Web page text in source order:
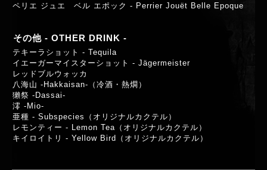
ペリエ ジュエ ベル エポック - Perrier Jouët Belle Epoque
その他 - OTHER DRINK -
テキーラショット - Tequila
イエーガーマイスターショット - Jägermeister
レッドブルウォッカ
⼋海⼭ -Hakkaisan-（冷酒・熱燗）
獺祭 -Dassai-
澪 -Mio-
亜種 - Subspecies（オリジナルカクテル）
レモンティー - Lemon Tea（オリジナルカクテル）
キイロイトリ - Yellow Bird（オリジナルカクテル）